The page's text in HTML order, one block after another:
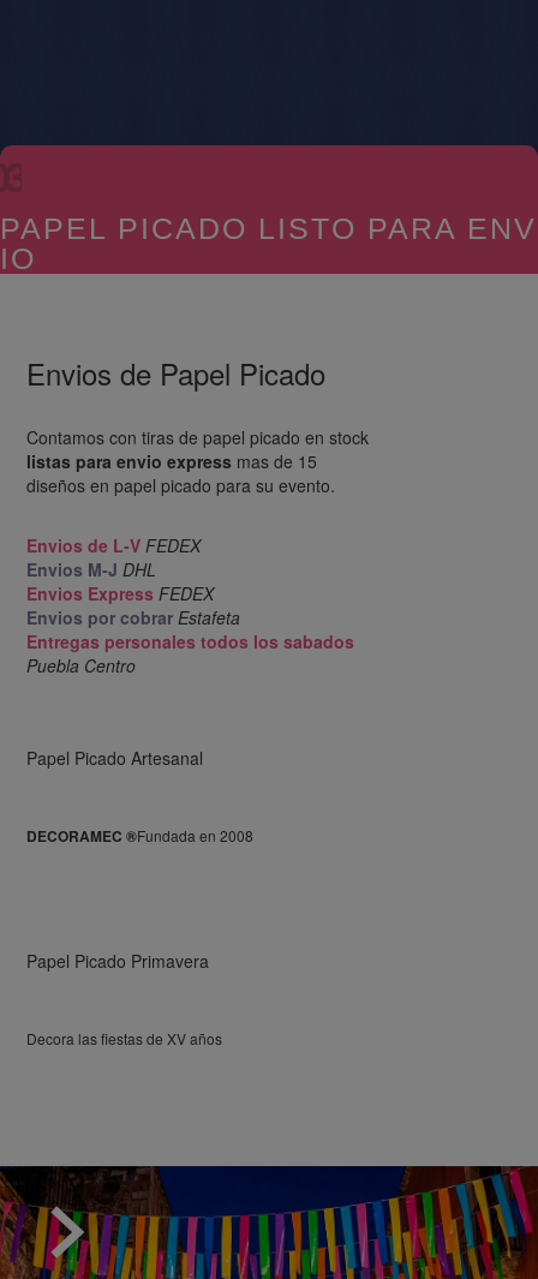
que hacen lucir su fiesta de papel picado xv años,
papel picado boda, papel picado religioso.
El papel picado en su boda hara darle el toque
En papel picado DECORAMEC hemos innovado los
Papel Picado fiesta mexicana
El papel picado de día de muertos es una tradicion
PAPEL PICADO LISTO PARA ENV
IO
Envios de Papel Picado
Contamos con tiras de papel picado en stock
listas para envio express mas de 15
diseños en papel picado para su evento.
Envios de L-V FEDEX
Envios M-J DHL
Envios Express FEDEX
Envios por cobrar Estafeta
Entregas personales todos los sabados
Puebla Centro
Papel Picado Artesanal
DECORAMEC ®Fundada en 2008
Papel Picado Primavera
Decora las fiestas de XV años